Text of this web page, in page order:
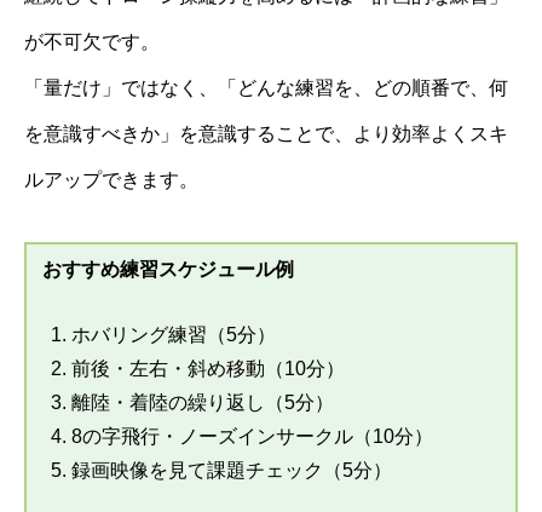
が不可欠です。
「量だけ」ではなく、「どんな練習を、どの順番で、何
を意識すべきか」を意識することで、より効率よくスキ
ルアップできます。
おすすめ練習スケジュール例
ホバリング練習（5分）
前後・左右・斜め移動（10分）
離陸・着陸の繰り返し（5分）
8の字飛行・ノーズインサークル（10分）
録画映像を見て課題チェック（5分）